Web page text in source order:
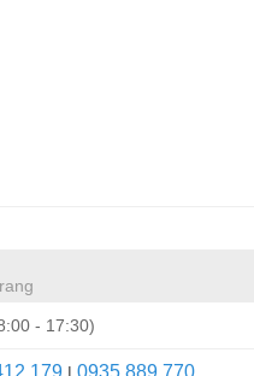
- 17:30)
0935.889.770